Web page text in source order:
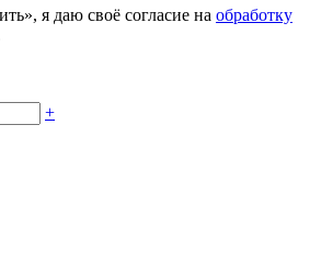
я даю своё согласие на обработку
+